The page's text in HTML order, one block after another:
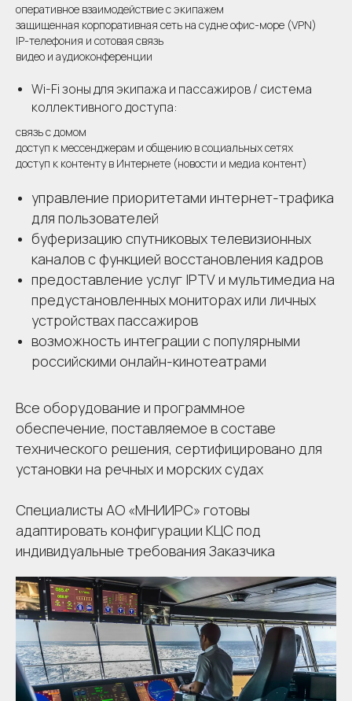
оперативное взаимодействие с экипажем
защищенная корпоративная сеть на судне офис-море (VPN)
IP-телефония и сотовая связь
видео и аудиоконференции
Wi-Fi зоны для экипажа и пассажиров / система
коллективного доступа:
связь с домом
доступ к мессенджерам и общению в социальных сетях
доступ к контенту в Интернете (новости и медиа контент)
управление приоритетами интернет-трафика
для пользователей
буферизацию спутниковых телевизионных
каналов с функцией восстановления кадров
предоставление услуг IPTV и мультимедиа на
предустановленных мониторах или личных
устройствах пассажиров
возможность интеграции с популярными
российскими онлайн-кинотеатрами
Все оборудование и программное
обеспечение, поставляемое в составе
технического решения, сертифицировано для
установки на речных и морских судах
Специалисты АО «МНИИРС» готовы
адаптировать конфигурации КЦС под
индивидуальные требования Заказчика